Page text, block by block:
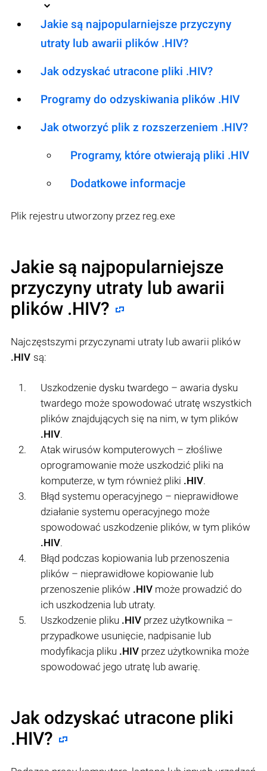
Jakie są najpopularniejsze przyczyny
utraty lub awarii plików .HIV?
Jak odzyskać utracone pliki .HIV?
Programy do odzyskiwania plików .HIV
Jak otworzyć plik z rozszerzeniem .HIV?
Programy, które otwierają pliki .HIV
Dodatkowe informacje
Plik rejestru utworzony przez reg.exe
Jakie są najpopularniejsze
przyczyny utraty lub awarii
plików .HIV?
Najczęstszymi przyczynami utraty lub awarii plików
.HIV są:
Uszkodzenie dysku twardego – awaria dysku
twardego może spowodować utratę wszystkich
plików znajdujących się na nim, w tym plików
.HIV.
Atak wirusów komputerowych – złośliwe
oprogramowanie może uszkodzić pliki na
komputerze, w tym również pliki .HIV.
Błąd systemu operacyjnego – nieprawidłowe
działanie systemu operacyjnego może
spowodować uszkodzenie plików, w tym plików
.HIV.
Błąd podczas kopiowania lub przenoszenia
plików – nieprawidłowe kopiowanie lub
przenoszenie plików .HIV może prowadzić do
ich uszkodzenia lub utraty.
Uszkodzenie pliku .HIV przez użytkownika –
przypadkowe usunięcie, nadpisanie lub
modyfikacja pliku .HIV przez użytkownika może
spowodować jego utratę lub awarię.
Jak odzyskać utracone pliki
.HIV?